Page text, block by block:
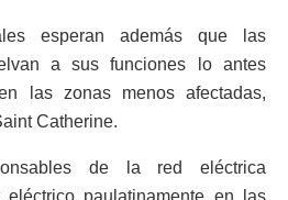
esperan además que las
a sus funciones lo antes
las zonas menos afectadas,
Catherine.
de la red eléctrica
eléctrico paulatinamente en las